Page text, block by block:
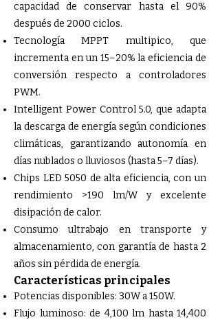
capacidad de conservar hasta el 90%
después de 2000 ciclos.
Tecnología MPPT multipico, que
incrementa en un 15–20% la eficiencia de
conversión respecto a controladores
PWM.
Intelligent Power Control 5.0, que adapta
la descarga de energía según condiciones
climáticas, garantizando autonomía en
días nublados o lluviosos (hasta 5–7 días).
Chips LED 5050 de alta eficiencia, con un
rendimiento >190 lm/W y excelente
disipación de calor.
Consumo ultrabajo en transporte y
almacenamiento, con garantía de hasta 2
años sin pérdida de energía.
Características principales
Potencias disponibles: 30W a 150W.
Flujo luminoso: de 4,100 lm hasta 14,400